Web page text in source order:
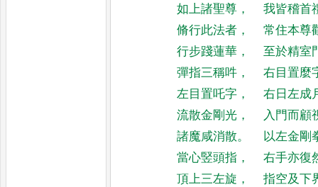
如上諸聖尊 ，
我皆稽首
脩行此法者 ，
常住本尊
行步踐蓮華 ，
至於精室
彈指三稱吽 ，
右目置麼
左目置吒字 ，
右日左成
流散金剛光 ，
入門而顧
諸魔咸消散。
以左金剛
當心竪頭指 ，
右手亦復
頂上三左旋 ，
指空及下